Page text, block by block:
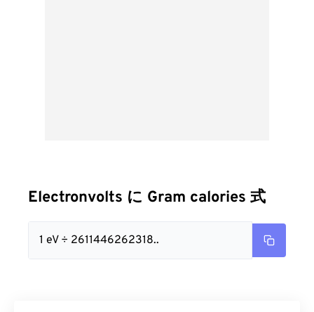
Electronvolts に Gram calories 式
1 eV ÷ 2611446262318..